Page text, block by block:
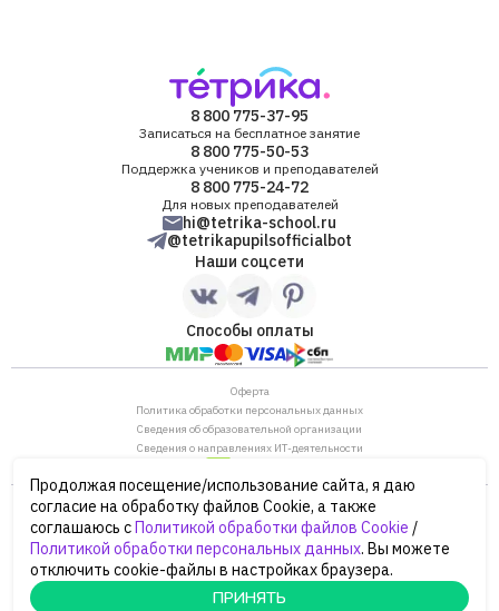
8 800 775-37-95
Записаться на бесплатное занятие
8 800 775-50-53
Поддержка учеников и преподавателей
8 800 775-24-72
Для новых преподавателей
hi@tetrika-school.ru
@tetrikapupilsofficialbot
Наши соцсети
Способы оплаты
Оферта
Политика обработки персональных данных
Сведения об образовательной организации
Сведения о направлениях ИТ-деятельности
ОГРН: 1187746880530
ИНН/КПП: 7702446568/770901001
105120, г. Москва, ул. Нижняя Сыромятническая,
дом 10, строение 12, этаж 4
Сайт Минпросвещения России
Сайт Минобрнауки России
Продолжая посещение/использование сайта, я даю
согласие на обработку файлов Cookie, а также
соглашаюсь сПолитикой обработки файлов Cookie /
Политикой обработки персональных данных. Вы можете
отключить cookie-файлы в настройках браузера.
ПРИНЯТЬ